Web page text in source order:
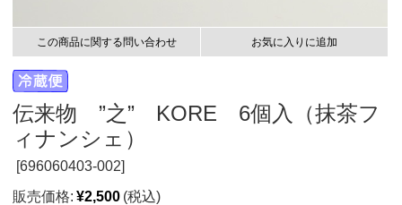
この商品に関する問い合わせ お気に入りに追加
伝来物 ”之” KORE 6個入（抹茶フ
ィナンシェ）
[696060403-002]
販売価格: ¥2,500 (税込)